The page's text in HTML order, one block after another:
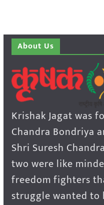
About Us
Krishak Jagat was
Chandra Bondriya
Shri Suresh
two were like
freedom fighters
struggle wanted